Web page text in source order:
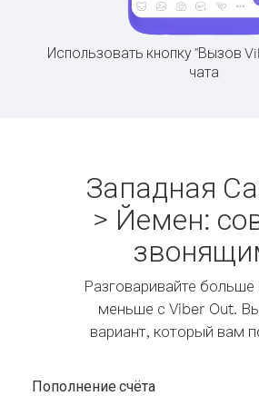
Использовать кнопку "Вызов
чата
Западная
> Йемен:
Разговаривайте больше
меньше с Viber Out.
вариант, который вам
Пополнение счёта